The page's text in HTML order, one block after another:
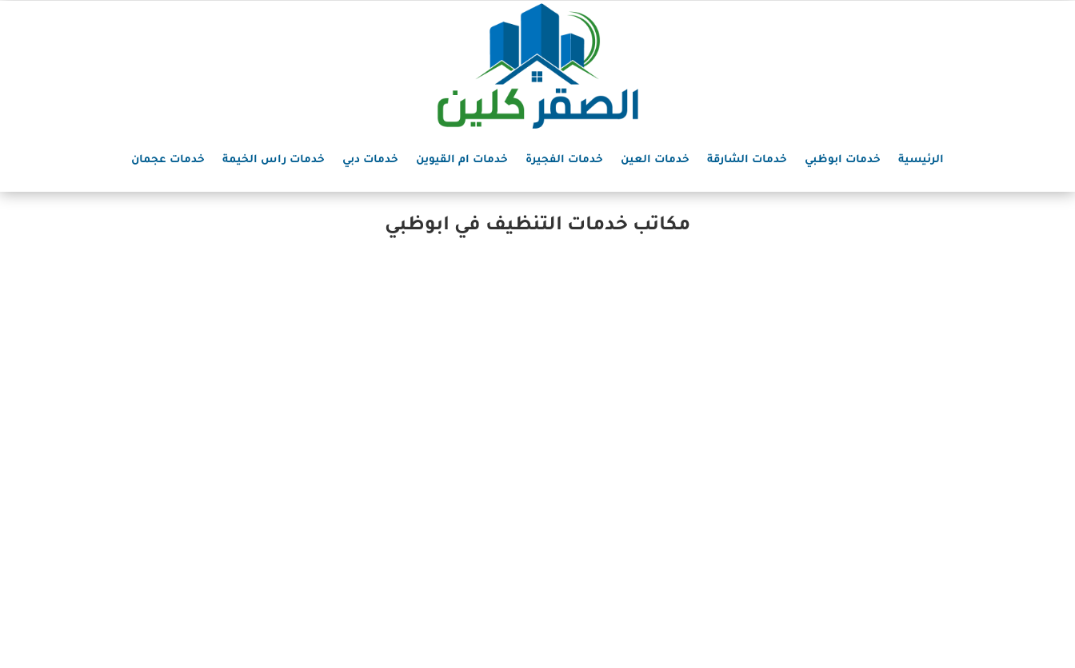
الرئيسية خدمات ابوظبي خدمات الشارقة خدمات العين خدمات الفجيرة خدمات ام القيوين خدمات دبي خدمات راس الخيمة خدمات عجمان
مكاتب خدمات التنظيف في ابوظبي